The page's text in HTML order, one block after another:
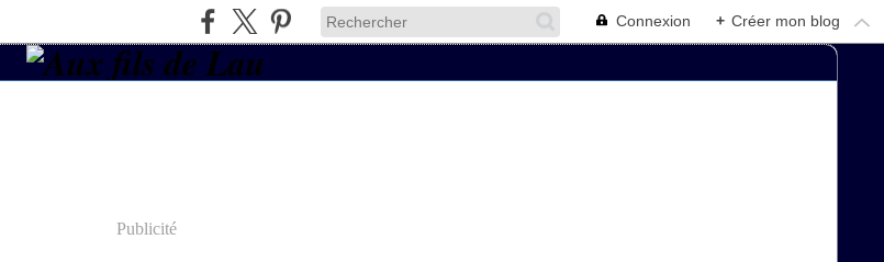
Connexion + Créer mon blog
Publicité